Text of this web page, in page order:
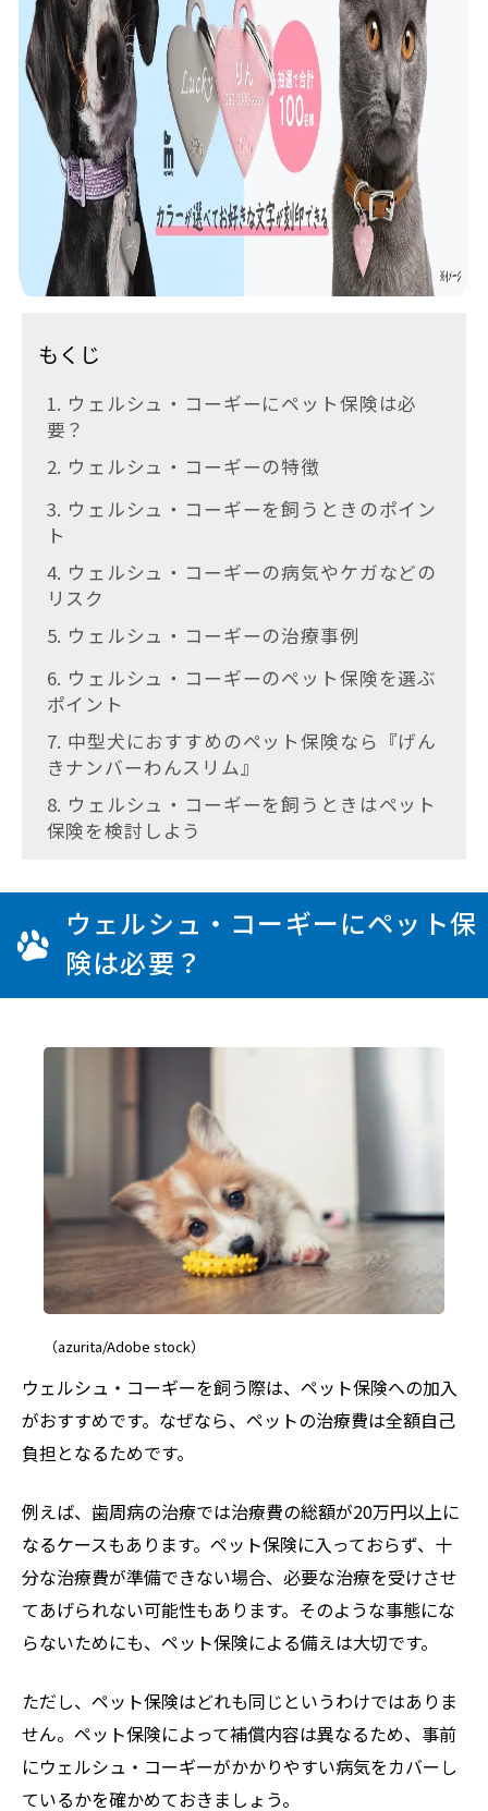
もくじ
1. ウェルシュ・コーギーにペット保険は必
要？
2. ウェルシュ・コーギーの特徴
3. ウェルシュ・コーギーを飼うときのポイン
ト
4. ウェルシュ・コーギーの病気やケガなどの
リスク
5. ウェルシュ・コーギーの治療事例
6. ウェルシュ・コーギーのペット保険を選ぶ
ポイント
7. 中型犬におすすめのペット保険なら『げん
きナンバーわんスリム』
8. ウェルシュ・コーギーを飼うときはペット
保険を検討しよう
ウェルシュ・コーギーにペット保
険は必要？
（azurita/Adobe stock）
ウェルシュ・コーギーを飼う際は、ペット保険への加入
がおすすめです。なぜなら、ペットの治療費は全額自己
負担となるためです。
例えば、歯周病の治療では治療費の総額が20万円以上に
なるケースもあります。ペット保険に入っておらず、十
分な治療費が準備できない場合、必要な治療を受けさせ
てあげられない可能性もあります。そのような事態にな
らないためにも、ペット保険による備えは大切です。
ただし、ペット保険はどれも同じというわけではありま
せん。ペット保険によって補償内容は異なるため、事前
にウェルシュ・コーギーがかかりやすい病気をカバーし
ているかを確かめておきましょう。